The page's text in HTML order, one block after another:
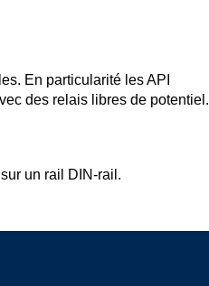
En particularité les API
des relais libres de potentiel.
un rail DIN-rail.